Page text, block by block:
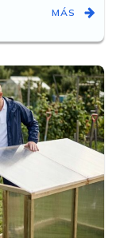
MÁS